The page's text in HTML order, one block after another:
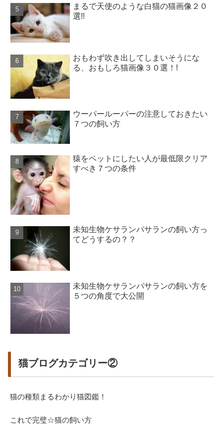
まるで天使のような白猫の猫画像２０
選!!
おもわず吹き出してしまいそうにな
る、おもしろ猫画像３０選！!
ウーパールーパーの注意しておきたい
７つの飼い方
猿をペットにしたい人が最低限クリア
すべき７つの条件
未知生物ケサランパサランの飼い方っ
てどうするの？？
未知生物ケサランパサランの飼い方を
５つの角度で大公開
猫ブログカテゴリー②
猫の種類まるわかり猫図鑑！
これで完璧☆猫の飼い方